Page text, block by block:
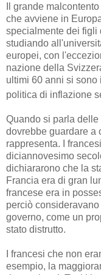
Il grande
che avviene in
specialmente dei figli
studiando
europei, con
nazione della
ultimi 60 anni si sono
politica di inflazione
Quando si parla
dovrebbe guardare a
rappresenta. I
diciannovesimo
dichiararono che la
Francia era di gran
francese era in
perciò
governo, come un
stato distrutto.
I francesi che non
esempio, la